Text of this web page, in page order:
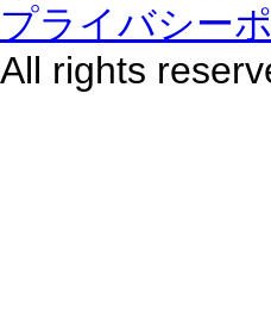
プライバシー
All rights